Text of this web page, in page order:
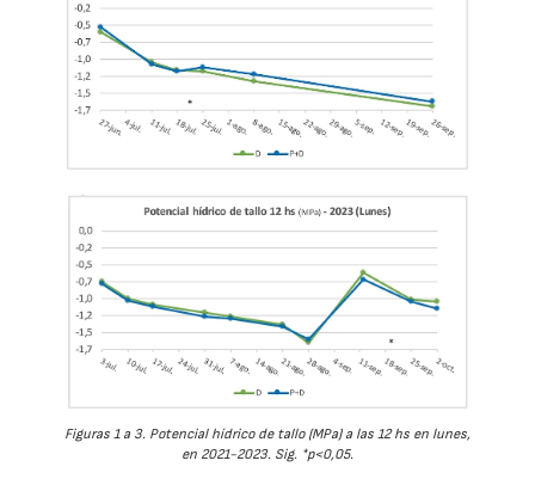
Figuras 1 a 3. Potencial hídrico de tallo (MPa) a las 12 hs en lunes,
en 2021-2023. Sig. *p<0,05.